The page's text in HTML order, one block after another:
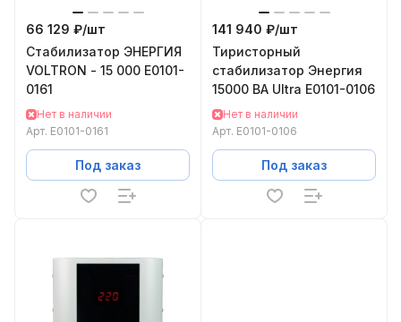
66 129 ₽/шт
Cтабилизатор ЭНЕРГИЯ
VOLTRON - 15 000 Е0101-
0161
Нет в наличии
Арт. Е0101-0161
Под заказ
141 940 ₽/шт
Тиристорный
стабилизатор Энергия
15000 ВА Ultra Е0101-0106
Нет в наличии
Арт. Е0101-0106
Под заказ